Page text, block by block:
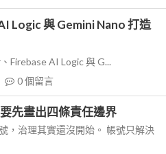
Logic 與 Gemini Nano 打造
Firebase AI Logic 與 G...
0個留言
先畫出四條責任邊界
，治理其實還沒開始。 帳號只解決